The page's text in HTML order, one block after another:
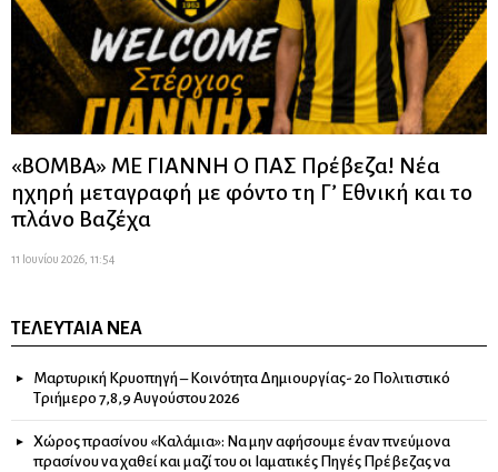
«ΒΟΜΒΑ» ΜΕ ΓΙΑΝΝΗ Ο ΠΑΣ Πρέβεζα! Νέα
ηχηρή μεταγραφή με φόντο τη Γ’ Εθνική και το
πλάνο Βαζέχα
11 Ιουνίου 2026, 11:54
ΤΕΛΕΥΤΑΊΑ ΝΈΑ
Μαρτυρική Κρυοπηγή – Κοινότητα Δημιουργίας- 2ο Πολιτιστικό
Τριήμερο 7,8,9 Αυγούστου 2026
Χώρος πρασίνου «Καλάμια»: Να μην αφήσουμε έναν πνεύμονα
πρασίνου να χαθεί και μαζί του οι Ιαματικές Πηγές Πρέβεζας να